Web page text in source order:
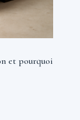
et pourquoi